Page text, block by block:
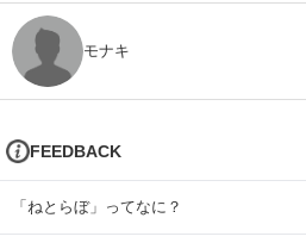
モナキ
FEEDBACK
「ねとらぼ」ってなに？